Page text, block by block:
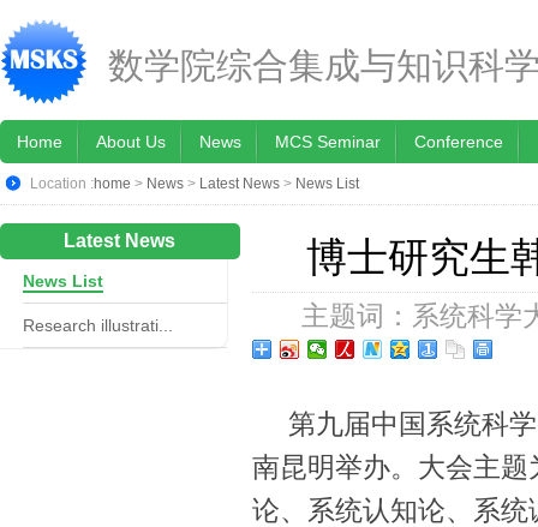
数学院综合集成与知识科
Home About Us News MCS Seminar Conference
Location :home > News > Latest News > News List
Latest News
News List
Research illustrati...
博士研究生
主题词：系统科学
第九届中国系统科
南昆明举办。大会主题
论、系统认知论、系